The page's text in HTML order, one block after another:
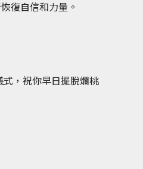
復自信和力量。
，祝你早日擺脫爛桃